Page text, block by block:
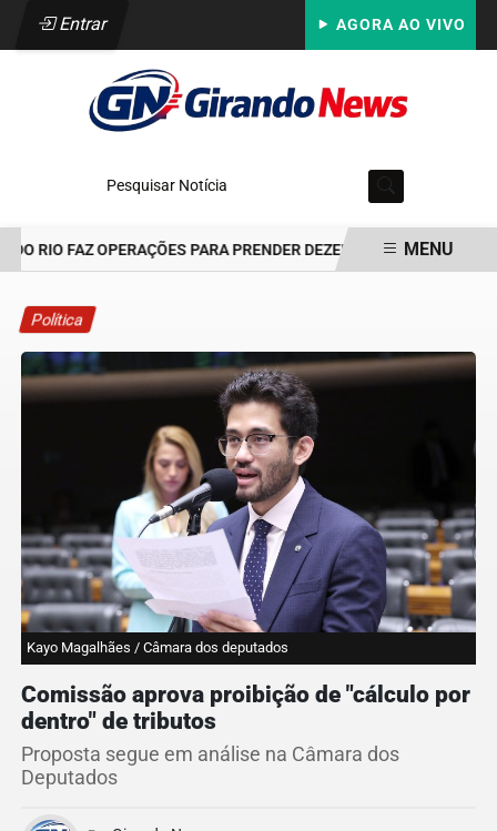
Entrar AGORA AO VIVO
Pesquisar Notícia
RIO FAZ OPERAÇÕES PARA PRENDER DEZENAS DE INTEGRANTES
MENU
Política
Kayo Magalhães / Câmara dos deputados
Comissão aprova proibição de "cálculo por
dentro" de tributos
Proposta segue em análise na Câmara dos
Deputados